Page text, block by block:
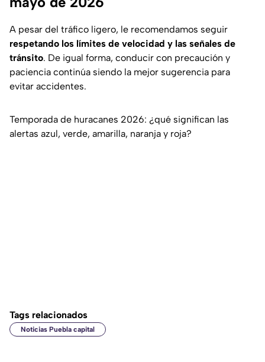
A pesar del tráfico ligero, le recomendamos seguir
respetando los límites de velocidad y las señales de
tránsito. De igual forma, conducir con precaución y
paciencia continúa siendo la mejor sugerencia para
evitar accidentes.
Temporada de huracanes 2026: ¿qué significan las
alertas azul, verde, amarilla, naranja y roja?
Tags relacionados
Noticias Puebla capital